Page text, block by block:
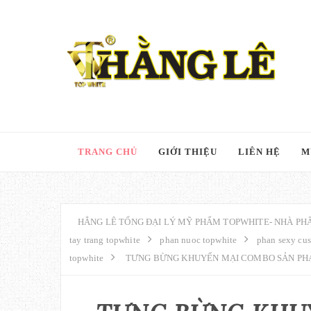
TRANG CHỦ GIỚI THIỆU LIÊN HỆ
HẲNG LÊ TỔNG ĐẠI LÝ MỸ PHẨM TOPWHITE- NHÀ
tay trang topwhite
phan nuoc topwhite
phan sexy
topwhite
TƯNG BỪNG KHUYẾN MẠI COMBO SẢN